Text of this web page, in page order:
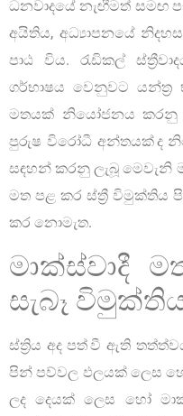
ධනවාදයේ නැඟීමත් සමඟ
අයිතිය, අධ්‍යාපනයේ
පාඨ විය. රැඩිකල්
ගර්භාෂය වෙනුවට යන්ත්‍ර
මතයක් නියෝජනය කරනු
පුරුෂ විරෝධී අන්තයක් ද
සඳහන් කරනු ලැබූ මෙවැනි
මත පළ කර ස්ත්‍රී විමුක්තිය
කර නොමැත.
මාක්ස්වාදී
සැබෑ
ස්ත්‍රිය අද පත් වී ඇති
පින් පව්වල ඵලයක් ලෙස
ලද දෙයක් ලෙස හෝ